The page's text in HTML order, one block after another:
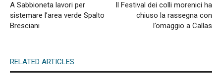
A Sabbioneta lavori per
sistemare l’area verde Spalto
Bresciani
Il Festival dei colli morenici ha
chiuso la rassegna con
l’omaggio a Callas
RELATED ARTICLES